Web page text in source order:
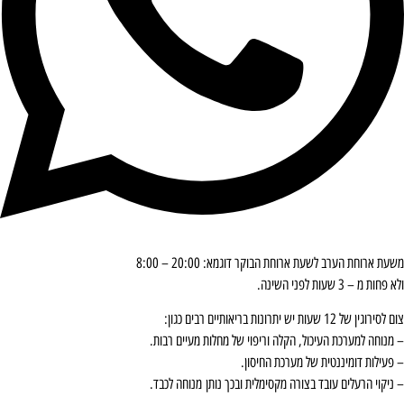
משעת ארוחת הערב לשעת ארוחת הבוקר דוגמא: 20:00 – 8:00
ולא פחות מ – 3 שעות לפני השינה.
צום לסירוגין של 12 שעות יש יתרונות בריאותיים רבים כגון:
– מנוחה למערכת העיכול, הקלה וריפוי של מחלות מעיים רבות.
– פעילות דומיננטית של מערכת החיסון.
– ניקוי הרעלים עובד בצורה מקסימלית ובכך נותן מנוחה לכבד.